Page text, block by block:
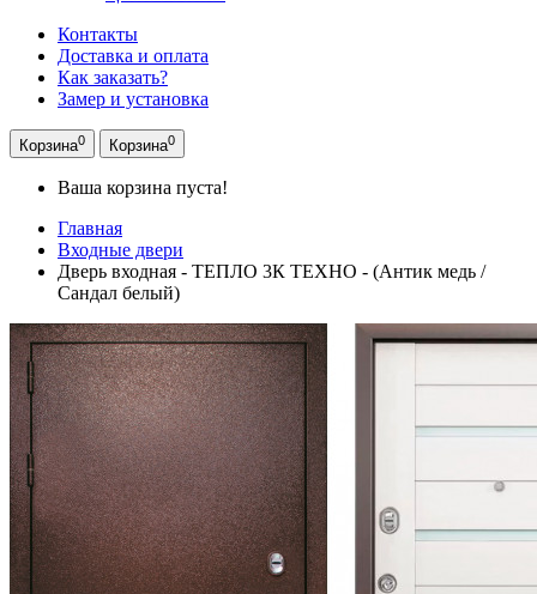
Контакты
Доставка и оплата
Как заказать?
Замер и установка
Корзина0 Корзина0
Ваша корзина пуста!
Главная
Входные двери
Дверь входная - ТЕПЛО 3К ТЕХНО - (Антик медь /
Сандал белый)